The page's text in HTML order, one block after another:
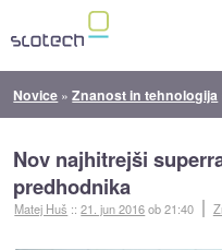
Novice »Znanost in tehnologija
Nov najhitrejši
predhodnika
Matej Huš ::21. jun 2016ob 21:40